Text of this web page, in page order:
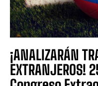
¡ANALIZARÁN